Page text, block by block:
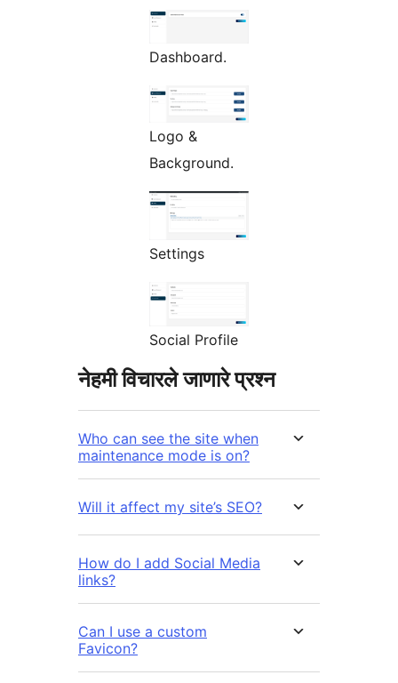
Dashboard.
Logo &
Background.
Settings
Social Profile
नेहमी विचारले जाणारे प्रश्न
Who can see the site when
maintenance mode is on?
Will it affect my site’s SEO?
How do I add Social Media
links?
Can I use a custom
Favicon?